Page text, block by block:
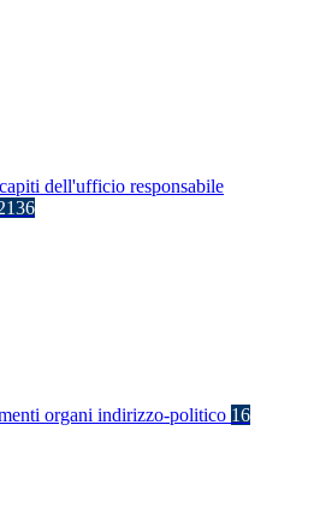
dell'ufficio responsabile
organi indirizzo-politico 16